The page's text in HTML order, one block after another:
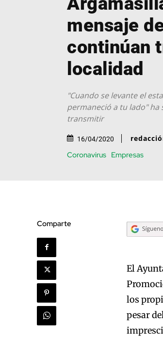
mensaje
continúan
localidad
"Cuando se levante el
permaneció a tu lado" ha
transmitir
16/04/2020
Coronavirus Empresas
Comparte
El
los
pesar